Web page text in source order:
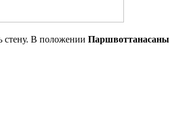
стену. В положении